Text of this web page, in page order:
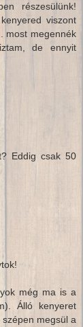
részesülünk!
viszont
most megennék
de ennyit
Eddig csak 50
még ma is a
Álló kenyeret
megsül a